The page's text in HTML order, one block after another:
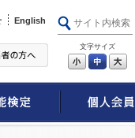
English
文字サイズ
小 中